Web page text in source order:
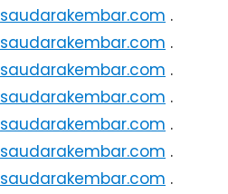
saudarakembar.com .
saudarakembar.com .
saudarakembar.com .
saudarakembar.com .
saudarakembar.com .
saudarakembar.com .
saudarakembar.com .